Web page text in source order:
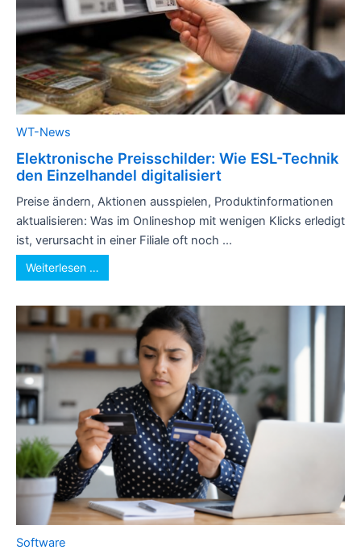
WT-News
Elektronische Preisschilder: Wie ESL-Technik
den Einzelhandel digitalisiert
Preise ändern, Aktionen ausspielen, Produktinformationen
aktualisieren: Was im Onlineshop mit wenigen Klicks erledigt
ist, verursacht in einer Filiale oft noch ...
Weiterlesen …
Software